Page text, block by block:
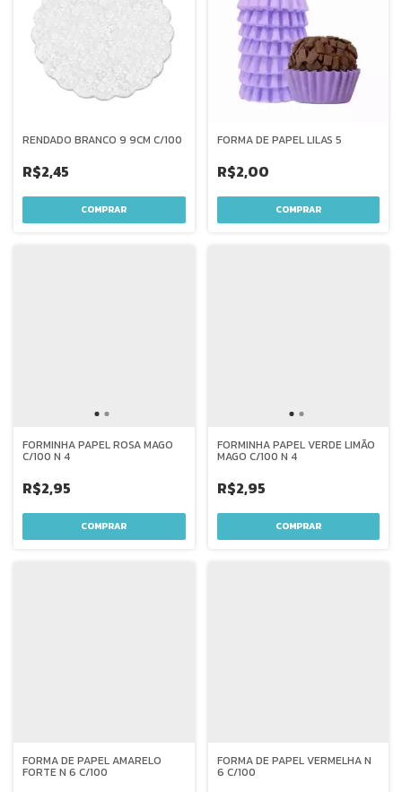
RENDADO BRANCO 9 9CM C/100
R$2,45
FORMA DE PAPEL LILAS 5
R$2,00
FORMINHA PAPEL ROSA MAGO
C/100 N 4
R$2,95
FORMINHA PAPEL VERDE LIMÃO
MAGO C/100 N 4
R$2,95
FORMA DE PAPEL AMARELO
FORTE N 6 C/100
FORMA DE PAPEL VERMELHA N
6 C/100